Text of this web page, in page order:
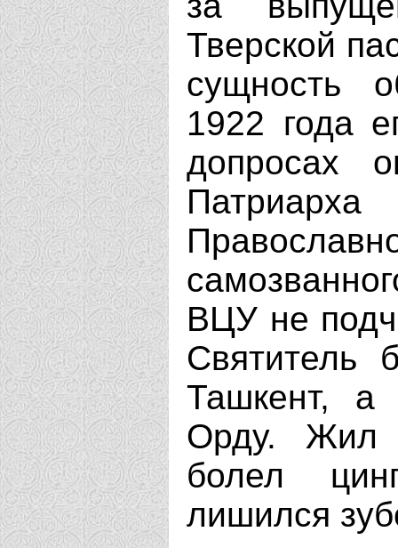
Тверской
сущность
1922 года
допросах
ВЦУ не
Святитель
Ташкент, а
Орду. Жил
болел
лишился